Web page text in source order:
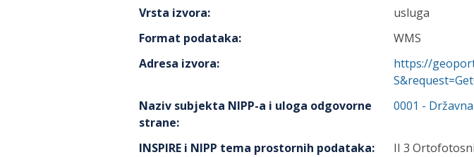
Vrsta izvora:
usluga
Format podataka:
WMS
Adresa izvora:
https://
Naziv subjekta NIPP-a i uloga odgovorne
strane:
0001 -
INSPIRE i NIPP tema prostornih podataka:
II 3